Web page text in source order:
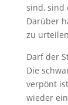
sind, sind
Darüber
zu
Darf der
Die
verpönt
wieder